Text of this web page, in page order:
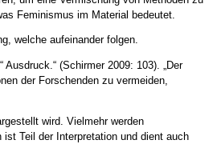
Feminismus im Material bedeutet.
welche aufeinander folgen.
(Schirmer 2009: 103). „Der
der Forschenden zu vermeiden,
wird. Vielmehr werden
ist Teil der Interpretation und dient auch